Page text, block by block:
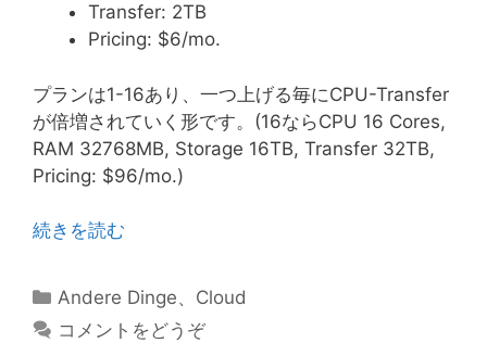
Transfer: 2TB
Pricing: $6/mo.
プランは1-16あり、一つ上げる毎にCPU-Transfer
が倍増されていく形です。(16ならCPU 16 Cores,
RAM 32768MB, Storage 16TB, Transfer 32TB,
Pricing: $96/mo.)
続きを読む
カ
テ
Andere Dinge、 Cloud
コメントをどうぞ